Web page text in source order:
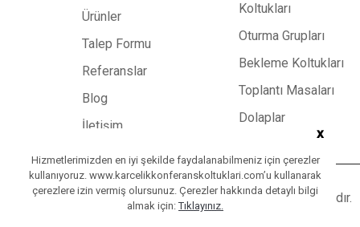
Ürünler
Talep Formu
Referanslar
Blog
İletişim
Koltukları
Oturma Grupları
Bekleme Koltukları
Toplantı Masaları
Dolaplar
Copyright © 2023Karçelik| Tüm Hakları Saklıdır.
x
Hizmetlerimizden en iyi şekilde faydalanabilmeniz için çerezler
kullanıyoruz. www.karcelikkonferanskoltuklari.com’u kullanarak
çerezlere izin vermiş olursunuz. Çerezler hakkında detaylı bilgi
almak için:Tıklayınız.